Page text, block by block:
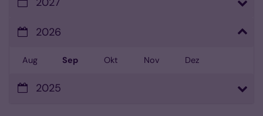
2026
Aug Sep Okt Nov Dez
2025